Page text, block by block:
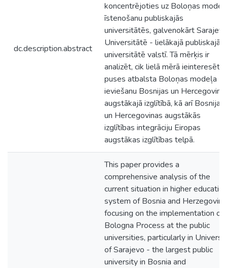
dc.description.abstract
koncentrējoties uz Boloņas
īstenošanu publiskajās
universitātēs, galvenokārt
Universitātē - lielākajā publiskajā
universitātē valstī. Tā mērķis ir
analizēt, cik lielā mērā
puses atbalsta Boloņas modeļa
ieviešanu Bosnijas un
augstākajā izglītībā, kā arī Bosnijas
un Hercegovinas augstākās
izglītības integrāciju Eiropas
augstākas izglītības telpā.
This paper provides a
comprehensive analysis of the
current situation in higher education
system of Bosnia and Herzegovina
focusing on the implementation of
Bologna Process at the public
universities, particularly in
of Sarajevo - the largest public
university in Bosnia and